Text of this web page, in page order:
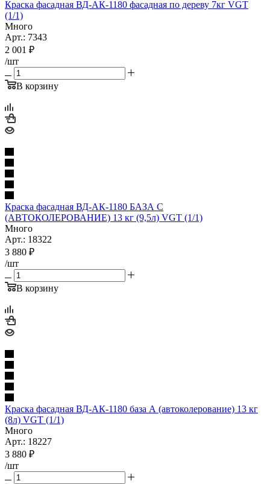
Краска фасадная ВД-АК-1180 фасадная по дереву 7кг VGT
(1/1)
Много
Арт.: 7343
2 001 ₽
/шт
В корзину
Краска фасадная ВД-АК-1180 БАЗА C
(АВТОКОЛЕРОВАНИЕ) 13 кг (9,5л) VGT (1/1)
Много
Арт.: 18322
3 880 ₽
/шт
В корзину
Краска фасадная ВД-АК-1180 база А (автоколерование) 13 кг
(8л) VGT (1/1)
Много
Арт.: 18227
3 880 ₽
/шт